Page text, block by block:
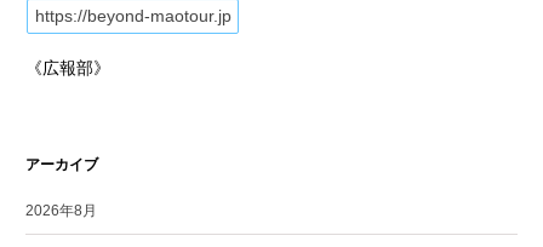
https://beyond-maotour.jp
《広報部》
アーカイブ
2026年8月